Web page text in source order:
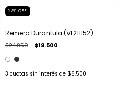
22% OFF
Remera Durantula (VL211152)
$24.950 $19.500
3 cuotas sin interés de $6.500